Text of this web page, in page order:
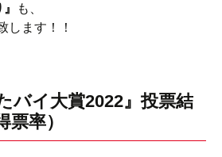
も、
します！！
バイ大賞2022』投票結
率）